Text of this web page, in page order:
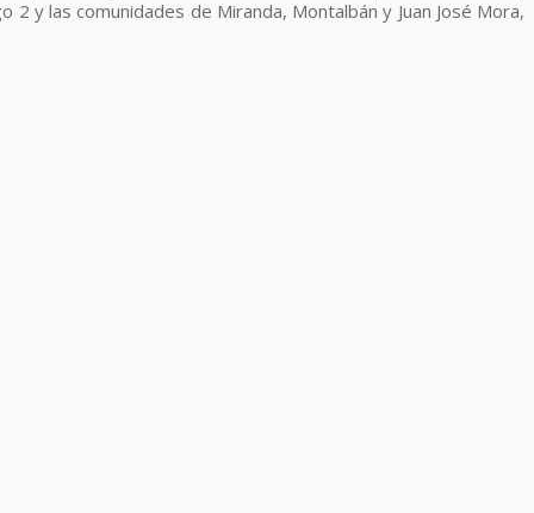
y las comunidades de Miranda, Montalbán y Juan José Mora,